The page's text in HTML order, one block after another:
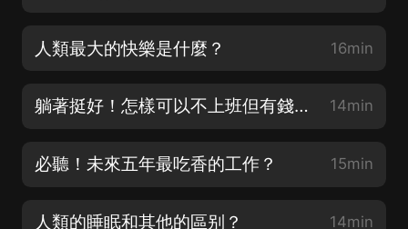
人類最大的快樂是什麼？ 16min
躺著挺好！怎樣可以不上班但有錢花？ 14min
必聽！未來五年最吃香的工作？ 15min
人類的睡眠和其他的區别？ 14min